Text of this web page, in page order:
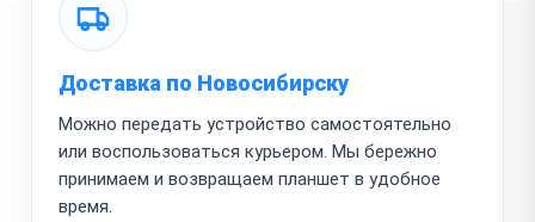
Доставка по Новосибирску
Можно передать устройство самостоятельно
или воспользоваться курьером. Мы бережно
принимаем и возвращаем планшет в удобное
время.